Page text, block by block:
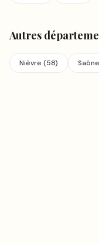
Autres
Nièvre (58)